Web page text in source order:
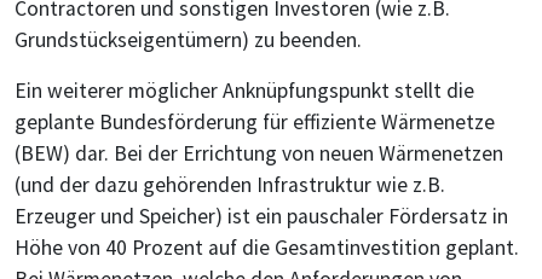
Contractoren und sonstigen Investoren (wie z.B.
Grundstückseigentümern) zu beenden.
Ein weiterer möglicher Anknüpfungspunkt stellt die
geplante Bundesförderung für effiziente Wärmenetze
(BEW) dar. Bei der Errichtung von neuen Wärmenetzen
(und der dazu gehörenden Infrastruktur wie z.B.
Erzeuger und Speicher) ist ein pauschaler Fördersatz in
Höhe von 40 Prozent auf die Gesamtinvestition geplant.